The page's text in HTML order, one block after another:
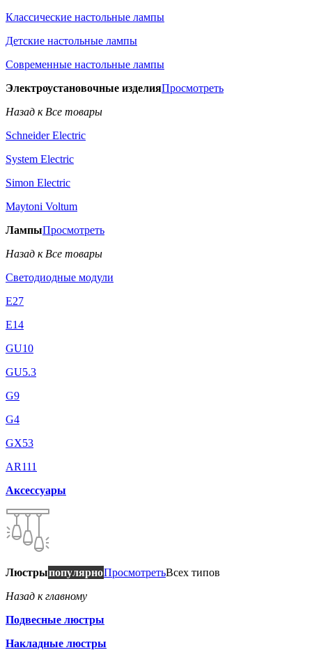
Классические настольные лампы
Детские настольные лампы
Современные настольные лампы
Электроустановочные изделияПросмотреть
Назад к Все товары
Schneider Electric
System Electric
Simon Electric
Maytoni Voltum
ЛампыПросмотреть
Назад к Все товары
Светодиодные модули
E27
E14
GU10
GU5.3
G9
G4
GX53
AR111
Аксессуары
ЛюстрыпопулярноПросмотретьВсех типов
Назад к главному
Подвесные люстры
Накладные люстры